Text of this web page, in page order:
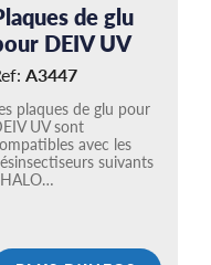
de glu
DEIV UV
A3447
plaques de glu pour
UV sont
avec les
suivants